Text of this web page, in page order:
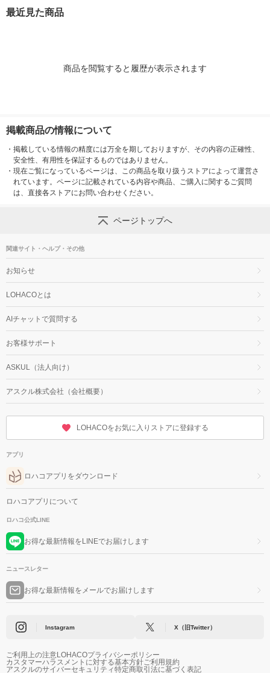
最近見た商品
商品を閲覧すると履歴が表示されます
掲載商品の情報について
・ 掲載している情報の精度には万全を期しておりますが、その内容の正確性、
安全性、有用性を保証するものではありません。
・ 現在ご覧になっているページは、この商品を取り扱うストアによって運営さ
れています。ページに記載されている内容や商品、ご購入に関するご質問
は、直接各ストアにお問い合わせください。
ページトップへ
関連サイト・ヘルプ・その他
お知らせ
LOHACOとは
AIチャットで質問する
お客様サポート
ASKUL（法人向け）
アスクル株式会社（会社概要）
LOHACOをお気に入りストアに登録する
アプリ
ロハコアプリをダウンロード
ロハコアプリについて
ロハコ公式LINE
お得な最新情報をLINEでお届けします
ニュースレター
お得な最新情報をメールでお届けします
Instagram X（旧Twitter）
ご利用上の注意LOHACOプライバシーポリシー
カスタマーハラスメントに対する基本方針ご利用規約
アスクルのサイバーセキュリティ特定商取引法に基づく表記